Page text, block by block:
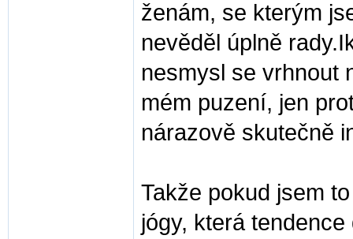
ženám, se kterým
nevěděl úplně
nesmysl se vrhnout
mém puzení, jen
nárazově skutečně
Takže pokud jsem
jógy, která